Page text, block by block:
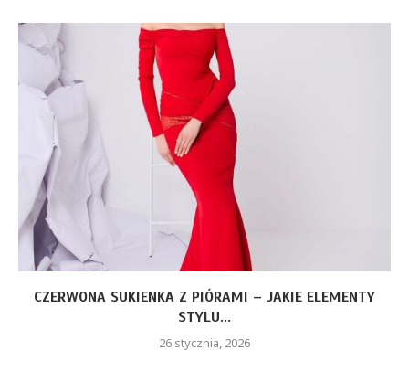
CZERWONA SUKIENKA Z PIÓRAMI – JAKIE ELEMENTY
STYLU...
26 stycznia, 2026